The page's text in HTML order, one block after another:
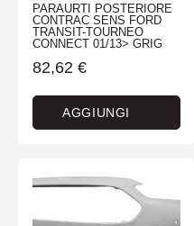
PARAURTI POSTERIORE
CONTRAC SENS FORD
TRANSIT-TOURNEO
CONNECT 01/13> GRIG
82,62 €
AGGIUNGI